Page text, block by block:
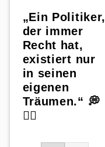
„Ein Politiker,
der immer
Recht hat,
existiert nur
in seinen
eigenen
Träumen.“ 💭
🙇‍♂️